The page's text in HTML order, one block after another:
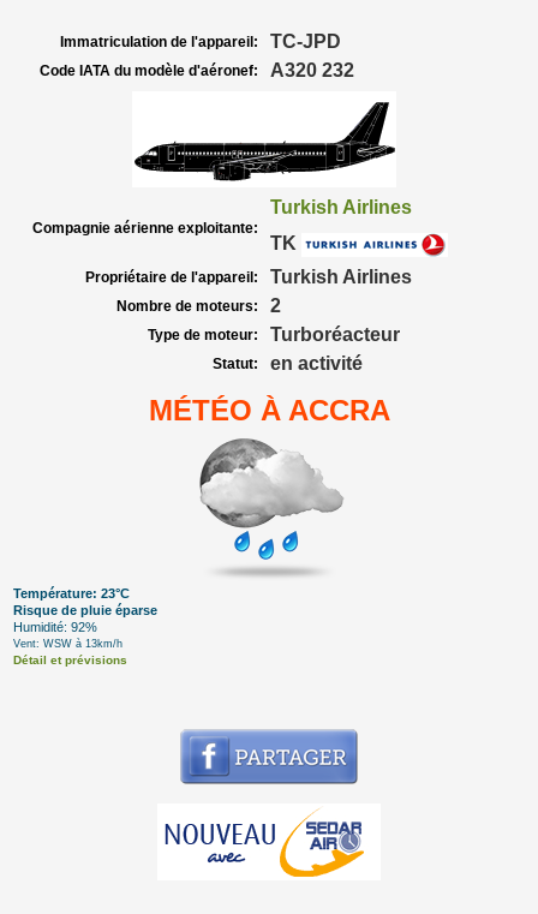
Immatriculation de l'appareil: TC-JPD
Code IATA du modèle d'aéronef: A320 232
Compagnie aérienne exploitante:
Turkish Airlines
TK
Propriétaire de l'appareil: Turkish Airlines
Nombre de moteurs: 2
Type de moteur: Turboréacteur
Statut: en activité
MÉTÉO À ACCRA
Température: 23°C
Risque de pluie éparse
Humidité: 92%
Vent: WSW à 13km/h
Détail et prévisions